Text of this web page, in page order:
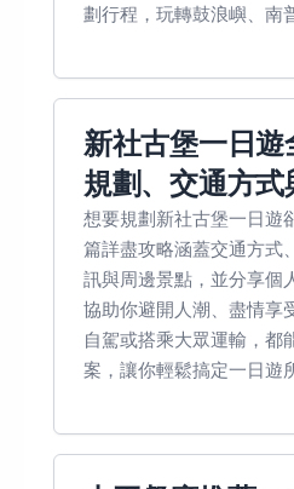
劃行程，玩轉鼓浪嶼、南
新社古堡一日
規劃、交通方式
想要規劃新社古堡一日遊
篇詳盡攻略涵蓋交通方式
訊與周邊景點，並分享個
協助你避開人潮、盡情享
自駕或搭乘大眾運輸，都
案，讓你輕鬆搞定一日遊